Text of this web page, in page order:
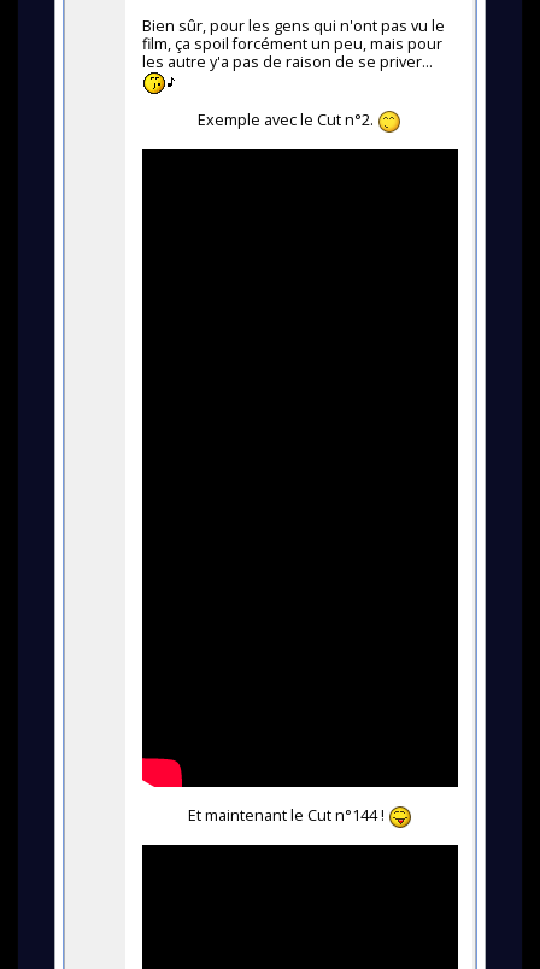
Bien sûr, pour les gens qui n'ont pas vu le
film, ça spoil forcément un peu, mais pour
les autre y'a pas de raison de se priver...
Exemple avec le Cut n°2.
Et maintenant le Cut n°144 !